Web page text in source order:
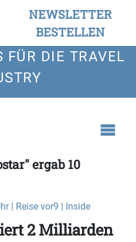
NEWSLETTER
BESTELLEN
FÜR DIE TRAVEL
ergab 10
| Reise vor9 | Inside
2 Milliarden